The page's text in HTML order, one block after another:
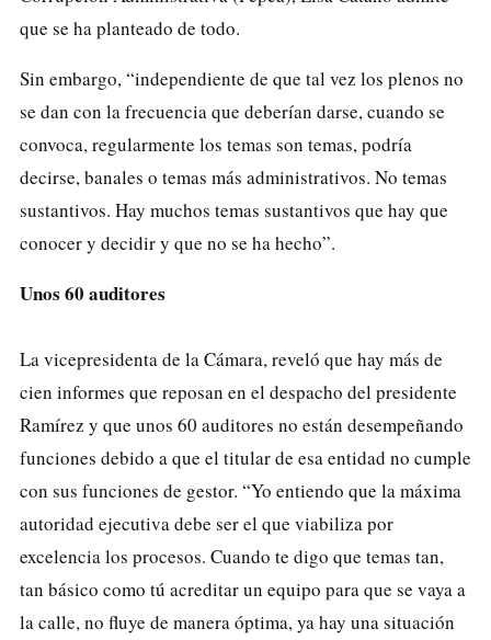
que se ha planteado de todo.
Sin embargo, “independiente de que tal vez los plenos no
se dan con la frecuencia que deberían darse, cuando se
convoca, regularmente los temas son temas, podría
decirse, banales o temas más administrativos. No temas
sustantivos. Hay muchos temas sustantivos que hay que
conocer y decidir y que no se ha hecho”.
Unos 60 auditores
La vicepresidenta de la Cámara, reveló que hay más de
cien informes que reposan en el despacho del presidente
Ramírez y que unos 60 auditores no están desempeñando
funciones debido a que el titular de esa entidad no cumple
con sus funciones de gestor. “Yo entiendo que la máxima
autoridad ejecutiva debe ser el que viabiliza por
excelencia los procesos. Cuando te digo que temas tan,
tan básico como tú acreditar un equipo para que se vaya a
la calle, no fluye de manera óptima, ya hay una situación